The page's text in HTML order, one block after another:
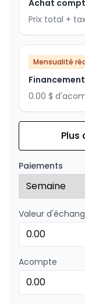
Achat
Prix total +
Mensualité
0.00 $
0.00 $
Paiements
Valeur
Acompte